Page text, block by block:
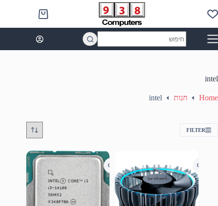
to
content
Shopping
cart
results
intel
Home חנות intel
FILTER